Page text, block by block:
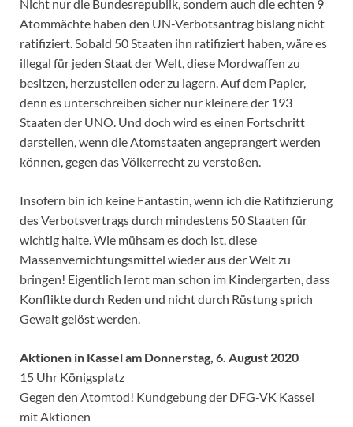
Nicht nur die Bundesrepublik, sondern auch die echten 9
Atommächte haben den UN-Verbotsantrag bislang nicht
ratifiziert. Sobald 50 Staaten ihn ratifiziert haben, wäre es
illegal für jeden Staat der Welt, diese Mordwaffen zu
besitzen, herzustellen oder zu lagern. Auf dem Papier,
denn es unterschreiben sicher nur kleinere der 193
Staaten der UNO. Und doch wird es einen Fortschritt
darstellen, wenn die Atomstaaten angeprangert werden
können, gegen das Völkerrecht zu verstoßen.
Insofern bin ich keine Fantastin, wenn ich die Ratifizierung
des Verbotsvertrags durch mindestens 50 Staaten für
wichtig halte. Wie mühsam es doch ist, diese
Massenvernichtungsmittel wieder aus der Welt zu
bringen! Eigentlich lernt man schon im Kindergarten, dass
Konflikte durch Reden und nicht durch Rüstung sprich
Gewalt gelöst werden.
Aktionen in Kassel am Donnerstag, 6. August 2020
15 Uhr Königsplatz
Gegen den Atomtod! Kundgebung der DFG-VK Kassel
mit Aktionen